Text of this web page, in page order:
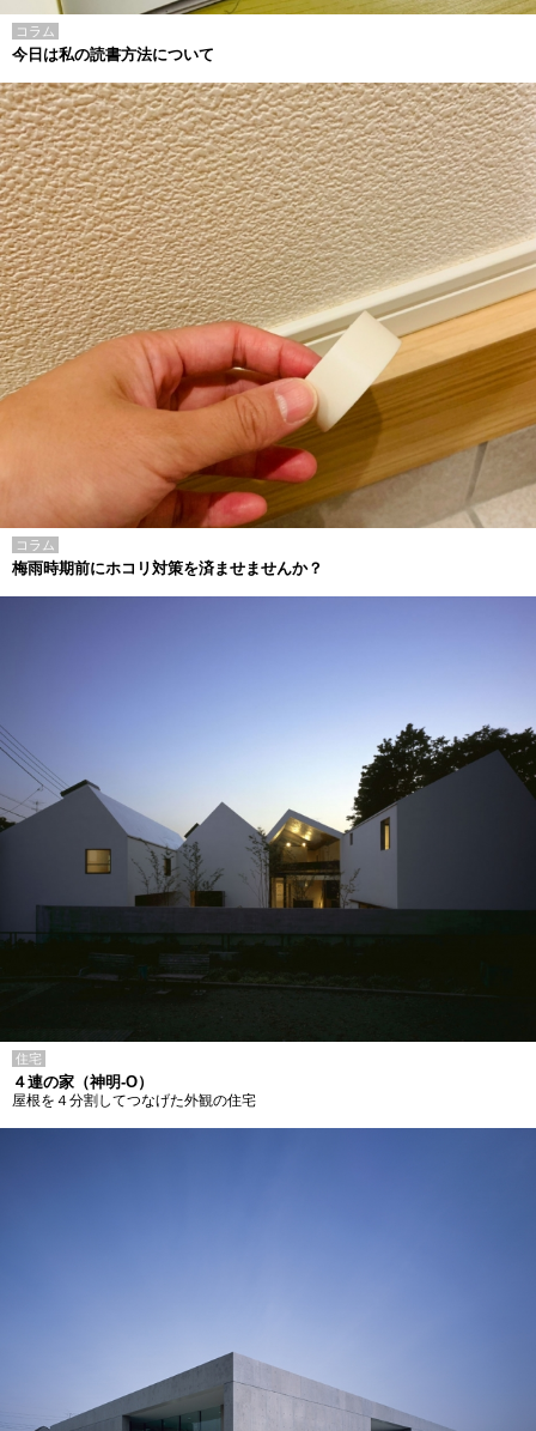
コラム
今日は私の読書方法について
コラム
梅雨時期前にホコリ対策を済ませませんか？
住宅
４連の家（神明-O）
屋根を４分割してつなげた外観の住宅